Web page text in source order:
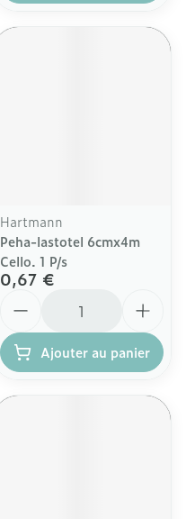
Hartmann
Peha-lastotel 6cmx4m
Cello. 1 P/s
0,67 €
Ajouter au panier